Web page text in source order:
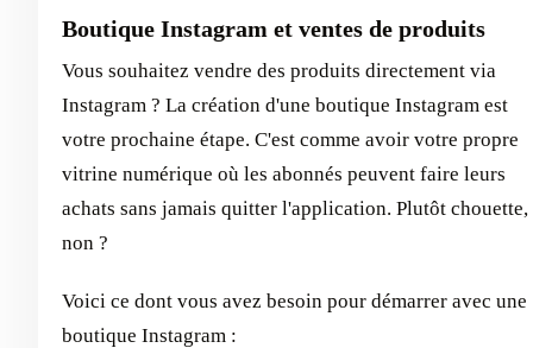
Boutique Instagram et ventes de produits
Vous souhaitez vendre des produits directement via
Instagram ? La création d'une boutique Instagram est
votre prochaine étape. C'est comme avoir votre propre
vitrine numérique où les abonnés peuvent faire leurs
achats sans jamais quitter l'application. Plutôt chouette,
non ?
Voici ce dont vous avez besoin pour démarrer avec une
boutique Instagram :